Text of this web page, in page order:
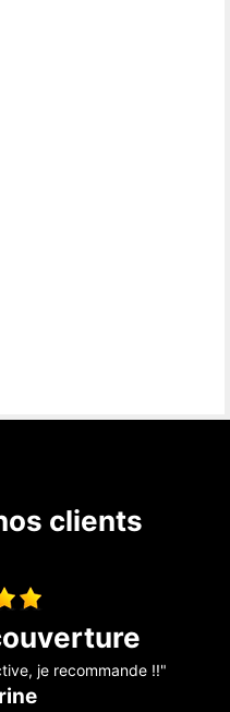
clients
travailleurs professionnels